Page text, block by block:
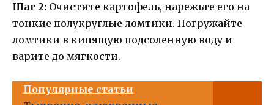
Шаг 2: Очистите картофель, нарежьте его на
тонкие полукруглые ломтики. Погружайте
ломтики в кипящую подсоленную воду и
варите до мягкости.
Популярные статьи